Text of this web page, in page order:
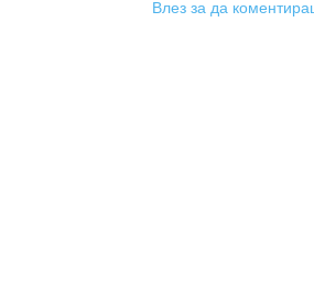
Влез за да